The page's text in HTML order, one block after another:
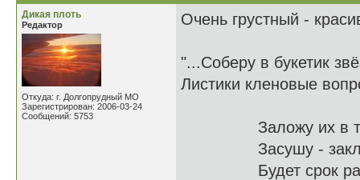
Дикая плоть
Редактор
Откуда: г. Долгопрудный МО
Зарегистрирован: 2006-03-24
Сообщений: 5753
Очень грустный -
"...Соберу в букетик
Листики кленовые
Заложу их в
Засушу -
Будет срок